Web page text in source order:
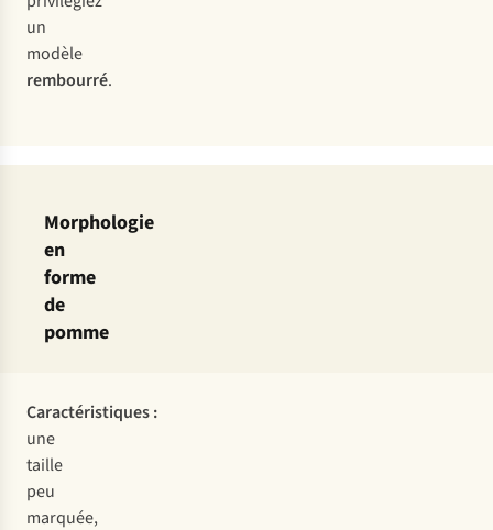
un
modèle
rembourré.
Morphologie
en
forme
de
pomme
Caractéristiques :
une
taille
peu
marquée,